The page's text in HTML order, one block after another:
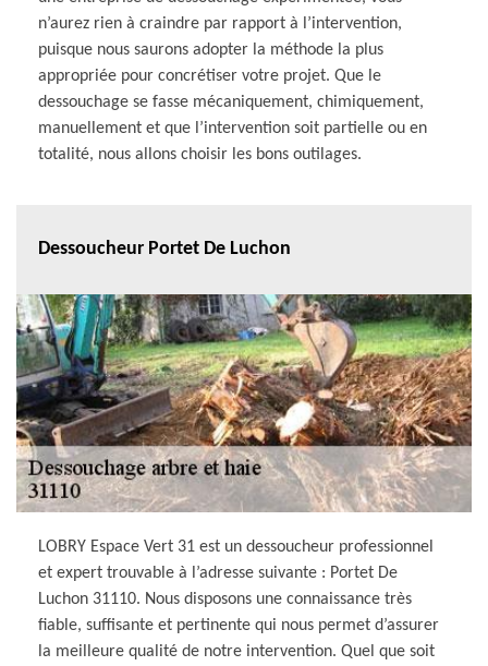
n’aurez rien à craindre par rapport à l’intervention,
puisque nous saurons adopter la méthode la plus
appropriée pour concrétiser votre projet. Que le
dessouchage se fasse mécaniquement, chimiquement,
manuellement et que l’intervention soit partielle ou en
totalité, nous allons choisir les bons outilages.
Dessoucheur Portet De Luchon
LOBRY Espace Vert 31 est un dessoucheur professionnel
et expert trouvable à l’adresse suivante : Portet De
Luchon 31110. Nous disposons une connaissance très
fiable, suffisante et pertinente qui nous permet d’assurer
la meilleure qualité de notre intervention. Quel que soit